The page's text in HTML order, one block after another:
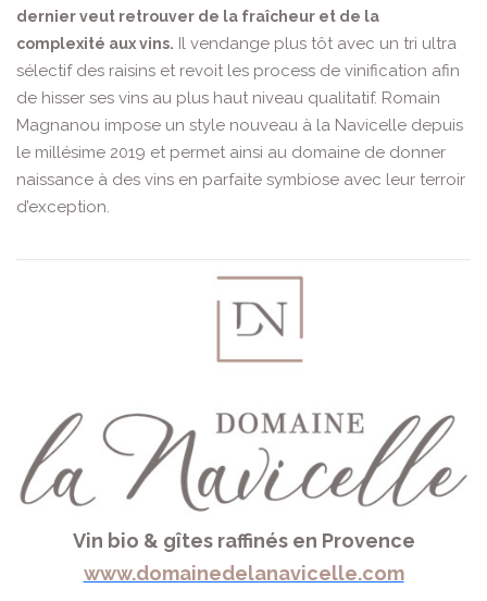
dernier veut retrouver de la fraîcheur et de la
complexité aux vins. Il vendange plus tôt avec un tri ultra
sélectif des raisins et revoit les process de vinification afin
de hisser ses vins au plus haut niveau qualitatif. Romain
Magnanou impose un style nouveau à la Navicelle depuis
le millésime 2019 et permet ainsi au domaine de donner
naissance à des vins en parfaite symbiose avec leur terroir
d’exception.
Vin bio & gîtes raffinés en Provence
www.domainedelanavicelle.com